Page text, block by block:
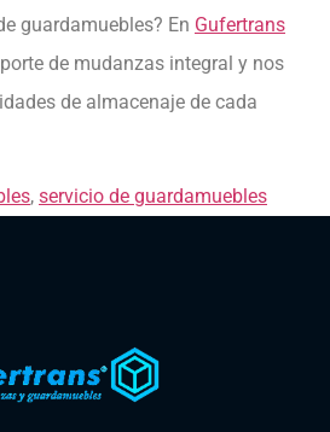
guardamuebles? En Gufertrans
de mudanzas integral y nos
de almacenaje de cada
, servicio de guardamuebles